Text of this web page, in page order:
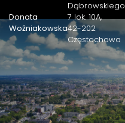
Donata
Woźniakowska
Dąbrowskiego
7 lok. 10A
42-202
Częstochowa